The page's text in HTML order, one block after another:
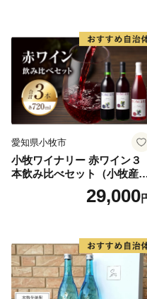
大阪府大阪市中央区南本
コーユービジネス内
大分県日出町 ふるさと
類受付係
HELLO KITTY ©1976,
CO.,LTD.APPROVAL
愛知県小牧市
小牧ワイナリー 赤ワイン３
本飲み比べセット（小牧産
どう100％使用）29,000